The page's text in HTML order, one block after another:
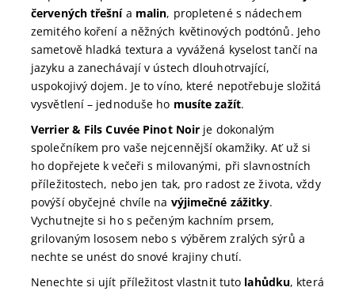
červených třešnía malin, propletené s nádechem
zemitého koření a něžných květinových podtónů. Jeho
sametově hladká textura a vyvážená kyselost tančí na
jazyku a zanechávají v ústech dlouhotrvající,
uspokojivý dojem. Je to víno, které nepotřebuje složitá
vysvětlení – jednoduše ho musíte zažít.
Verrier & Fils Cuvée Pinot Noir je dokonalým
společníkem pro vaše nejcennější okamžiky. Ať už si
ho dopřejete k večeři s milovanými, při slavnostních
příležitostech, nebo jen tak, pro radost ze života, vždy
povýší obyčejné chvíle na výjimečné zážitky.
Vychutnejte si ho s pečeným kachním prsem,
grilovaným lososem nebo s výběrem zralých sýrů a
nechte se unést do snové krajiny chutí.
Nenechte si ujít příležitost vlastnit tuto lahůdku, která